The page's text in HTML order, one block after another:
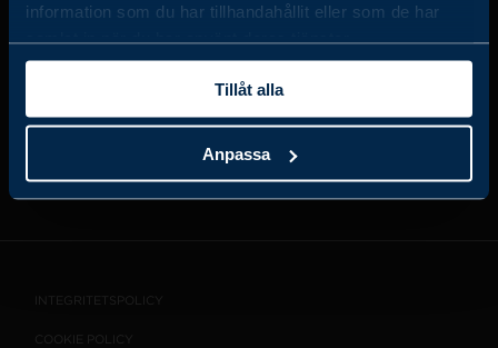
information som du har tillhandahållit eller som de har
samlat in när du har använt deras tjänster.
Tillåt alla
Anpassa
OM OSS
VISSELBLÅSARTJÄNST
KONTAKT
INTEGRITETSPOLICY
COOKIE POLICY